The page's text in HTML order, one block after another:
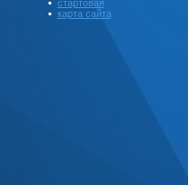
стартовая
карта сайта